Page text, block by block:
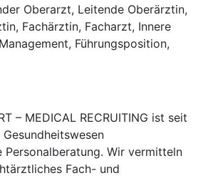
Oberarzt, Leitende Oberärztin,
Fachärztin, Facharzt, Innere
Führungsposition,
– MEDICAL RECRUITING ist seit
Personalberatung. Wir vermitteln
Fach- und